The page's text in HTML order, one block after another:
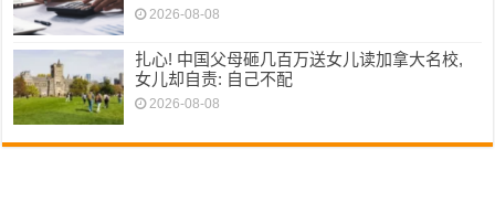
2026-08-08
扎心! 中国父母砸几百万送女儿读加拿大名校,
女儿却自责: 自己不配
2026-08-08